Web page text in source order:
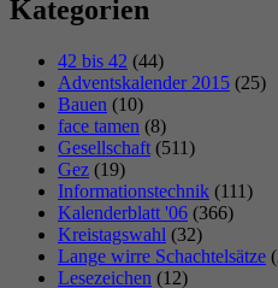
Kategorien
42 bis 42 (44)
Adventskalender 2015 (25)
Bauen (10)
face tamen (8)
Gesellschaft (511)
Gez (19)
Informationstechnik (111)
Kalenderblatt '06 (366)
Kreistagswahl (32)
Lange wirre Schachtelsätze
Lesezeichen (12)